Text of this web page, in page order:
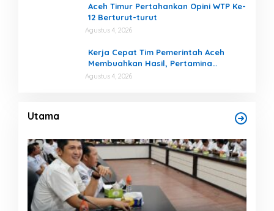
Aceh Timur Pertahankan Opini WTP Ke-
12 Berturut-turut
Agustus 4, 2026
Kerja Cepat Tim Pemerintah Aceh
Membuahkan Hasil, Pertamina
Tambah Penyaluran BBM untuk Aceh
Agustus 4, 2026
Utama